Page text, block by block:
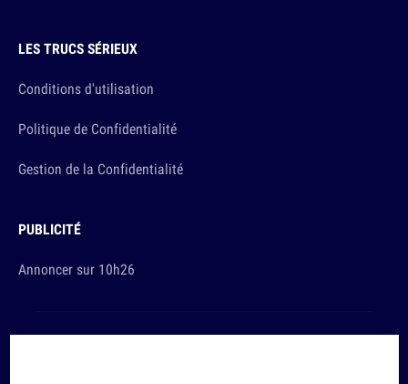
LES TRUCS SÉRIEUX
Conditions d'utilisation
Politique de Confidentialité
Gestion de la Confidentialité
PUBLICITÉ
Annoncer sur 10h26